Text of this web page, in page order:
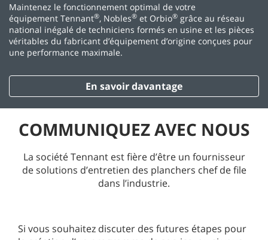
Maintenez le fonctionnement optimal de votre
équipement Tennant®, Nobles® et Orbio® grâce au réseau
national inégalé de techniciens formés en usine et les pièces
véritables du fabricant d’équipement d’origine conçues pour
une performance maximale.
En savoir davantage
COMMUNIQUEZ AVEC NOUS
La société Tennant est fière d’être un fournisseur
de solutions d’entretien des planchers chef de file
dans l’industrie.
Si vous souhaitez discuter des futures étapes pour